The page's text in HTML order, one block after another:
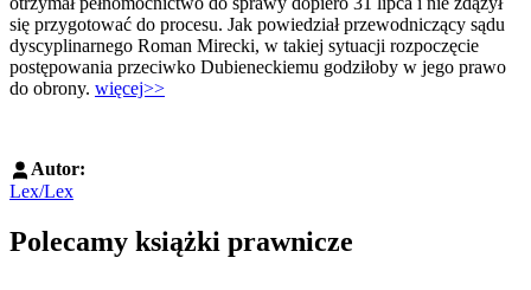
się przygotować do procesu. Jak powiedział przewodniczący sądu
dyscyplinarnego Roman Mirecki, w takiej sytuacji rozpoczęcie
postępowania przeciwko Dubieneckiemu godziłoby w jego prawo
do obrony. więcej>>
Autor:
Lex/Lex
Polecamy książki prawnicze